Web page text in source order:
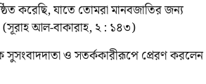
করেছি, যাতে তোমরা মানবজাতির জন্য
(সূরাহ আল-বাকারাহ, ২ : ১৪৩)
ও সতর্ককারীরূপে প্রেরণ করলেন